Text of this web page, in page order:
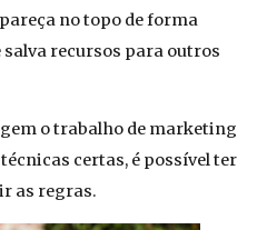
no topo de forma
recursos para outros
o trabalho de marketing
certas, é possível ter
as regras.